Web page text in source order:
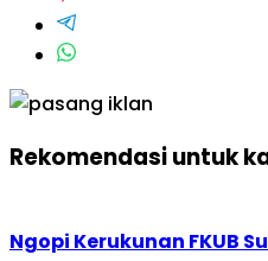
Rekomendasi untuk
Ngopi Kerukunan FKUB